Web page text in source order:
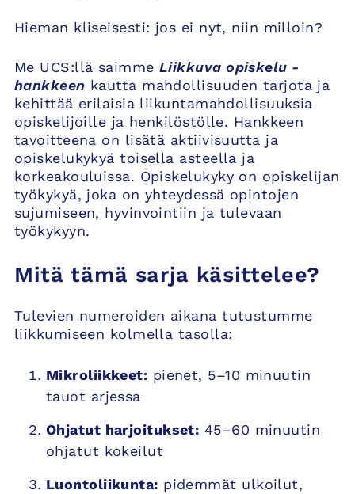
Hieman kliseisesti: jos ei nyt, niin milloin?
Me UCS:llä saimmeLiikkuva opiskelu -
hankkeen kautta mahdollisuuden tarjota ja
kehittää erilaisia ​​liikuntamahdollisuuksia
opiskelijoille ja henkilöstölle. Hankkeen
tavoitteena on lisätä aktiivisuutta ja
opiskelukykyä toisella asteella ja
korkeakouluissa. Opiskelukyky on opiskelijan
työkykyä, joka on yhteydessä opintojen
sujumiseen, hyvinvointiin ja tulevaan
työkykyyn.
Mitä tämä sarja käsittelee?
Tulevien numeroiden aikana tutustumme
liikkumiseen kolmella tasolla:
Mikroliikkeet: pienet, 5–10 minuutin
tauot arjessa
Ohjatut harjoitukset: 45–60 minuutin
ohjatut kokeilut
Luontoliikunta: pidemmät ulkoilut,